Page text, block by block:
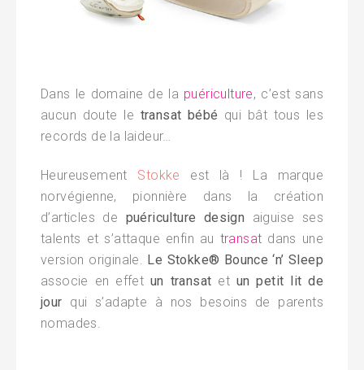
Dans le domaine de la puériculture, c’est sans
aucun doute le transat bébé qui bât tous les
records de la laideur…
Heureusement Stokke est là ! La marque
norvégienne, pionnière dans la création
d’articles de puériculture design aiguise ses
talents et s’attaque enfin au transat dans une
version originale. Le Stokke® Bounce ‘n’ Sleep
associe en effet un transat et un petit lit de
jour qui s’adapte à nos besoins de parents
nomades.